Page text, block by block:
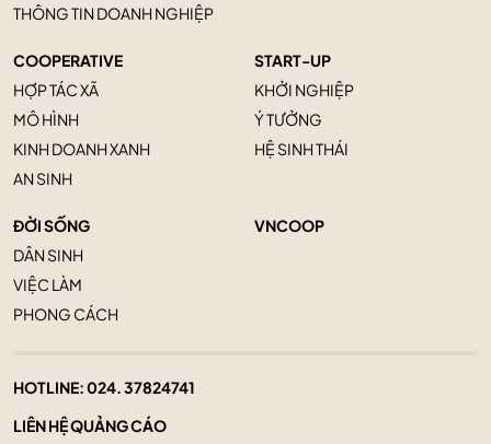
THÔNG TIN DOANH NGHIỆP
COOPERATIVE
HỢP TÁC XÃ
MÔ HÌNH
KINH DOANH XANH
AN SINH
START-UP
KHỞI NGHIỆP
Ý TƯỞNG
HỆ SINH THÁI
ĐỜI SỐNG
DÂN SINH
VIỆC LÀM
PHONG CÁCH
VNCOOP
HOTLINE:024. 37824741
LIÊN HỆ QUẢNG CÁO